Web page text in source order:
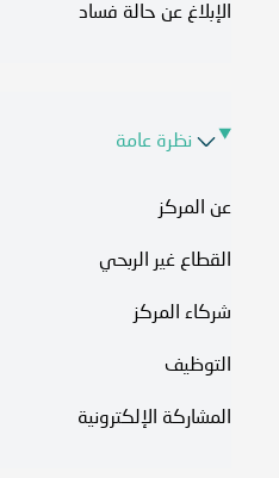
الإبلاغ عن حالة فساد
نظرة عامة
عن المركز
القطاع غير الربحي
شركاء المركز
التوظيف
المشاركة الإلكترونية